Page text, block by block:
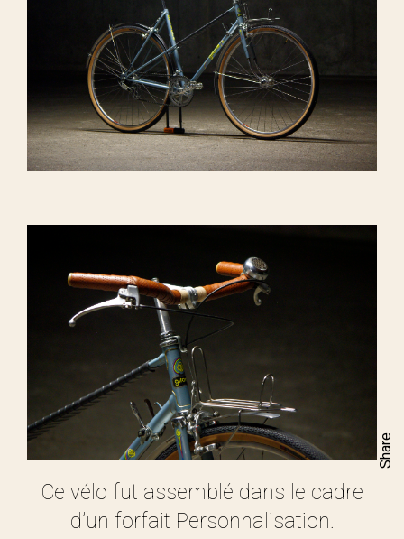
Ce vélo fut assemblé dans le cadre
d’un forfait Personnalisation.
Share